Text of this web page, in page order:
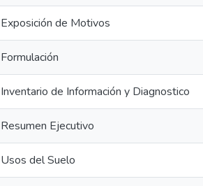
Exposición de Motivos
Formulación
Inventario de Información y Diagnostico
Resumen Ejecutivo
Usos del Suelo